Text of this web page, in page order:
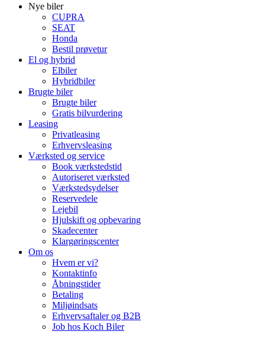
Nye biler
CUPRA
SEAT
Honda
Bestil prøvetur
El og hybrid
Elbiler
Hybridbiler
Brugte biler
Brugte biler
Gratis bilvurdering
Leasing
Privatleasing
Erhvervsleasing
Værksted og service
Book værkstedstid
Autoriseret værksted
Værkstedsydelser
Reservedele
Lejebil
Hjulskift og opbevaring
Skadecenter
Klargøringscenter
Om os
Hvem er vi?
Kontaktinfo
Åbningstider
Betaling
Miljøindsats
Erhvervsaftaler og B2B
Job hos Koch Biler